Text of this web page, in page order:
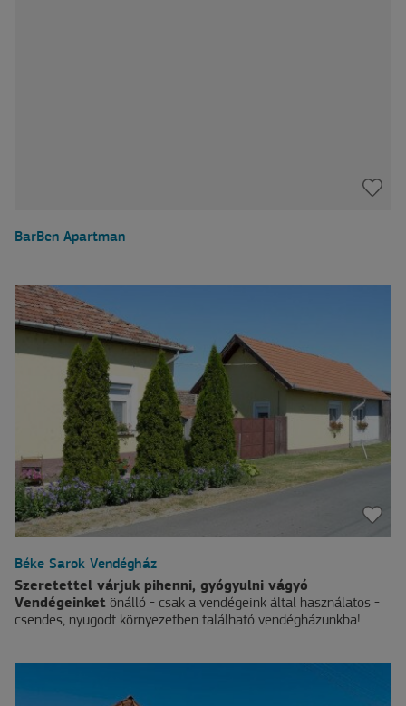
BarBen Apartman
Béke Sarok Vendégház
Szeretettel várjuk pihenni, gyógyulni vágyó
Vendégeinket önálló - csak a vendégeink által használatos -
csendes, nyugodt környezetben található vendégházunkba!